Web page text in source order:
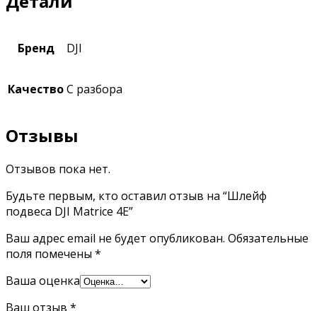
Бренд DJI
КачествоС разбора
Отзывы
Отзывов пока нет.
Будьте первым, кто оставил отзыв на “Шлейф
подвеса DJI Matrice 4E”
Ваш адрес email не будет опубликован. Обязательные
поля помечены *
Ваша оценка
Ваш отзыв *